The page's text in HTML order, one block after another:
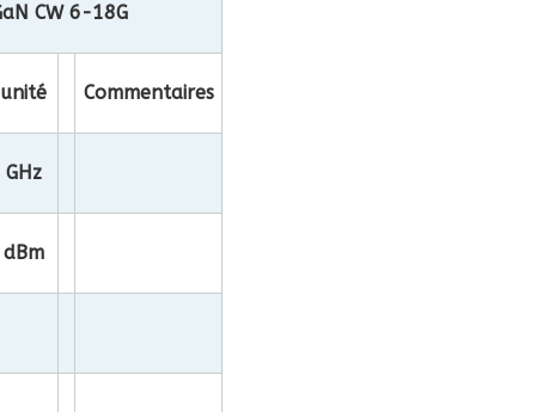
CW 6-18G
unité Commentaires
GHz
dBm